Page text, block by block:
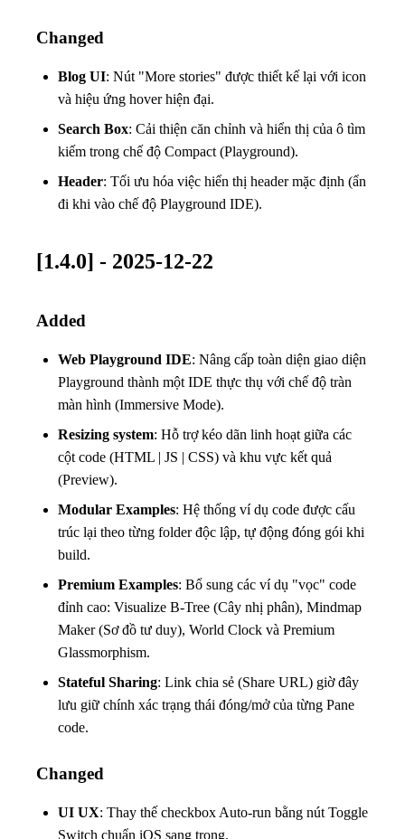
Changed
Blog UI: Nút "More stories" được thiết kế lại với icon
và hiệu ứng hover hiện đại.
Search Box: Cải thiện căn chỉnh và hiển thị của ô tìm
kiếm trong chế độ Compact (Playground).
Header: Tối ưu hóa việc hiển thị header mặc định (ẩn
đi khi vào chế độ Playground IDE).
[1.4.0] - 2025-12-22
Added
Web Playground IDE: Nâng cấp toàn diện giao diện
Playground thành một IDE thực thụ với chế độ tràn
màn hình (Immersive Mode).
Resizing system: Hỗ trợ kéo dãn linh hoạt giữa các
cột code (HTML | JS | CSS) và khu vực kết quả
(Preview).
Modular Examples: Hệ thống ví dụ code được cấu
trúc lại theo từng folder độc lập, tự động đóng gói khi
build.
Premium Examples: Bổ sung các ví dụ "vọc" code
đỉnh cao: Visualize B-Tree (Cây nhị phân), Mindmap
Maker (Sơ đồ tư duy), World Clock và Premium
Glassmorphism.
Stateful Sharing: Link chia sẻ (Share URL) giờ đây
lưu giữ chính xác trạng thái đóng/mở của từng Pane
code.
Changed
UI UX: Thay thế checkbox Auto-run bằng nút Toggle
Switch chuẩn iOS sang trọng.